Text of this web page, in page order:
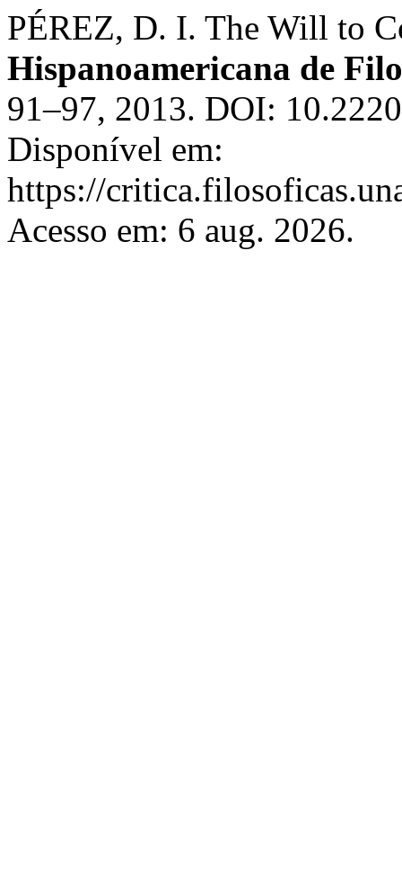
PÉREZ, D. I. The Will to
Hispanoamericana de
91–97, 2013. DOI:
Disponível em:
https://
Acesso em: 6 aug. 2026.